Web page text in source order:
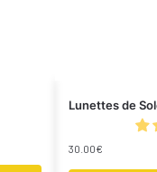
Lunettes de
30.00€